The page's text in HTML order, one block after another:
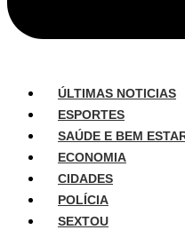
ÚLTIMAS NOTICIAS
ESPORTES
SAÚDE E BEM
ECONOMIA
CIDADES
POLÍCIA
SEXTOU